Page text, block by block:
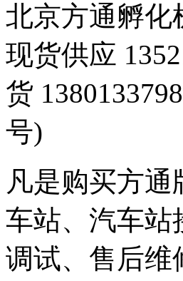
北京方通孵化
现货供应
货
号)
凡是购买方
车站、汽车站
调试、售后维